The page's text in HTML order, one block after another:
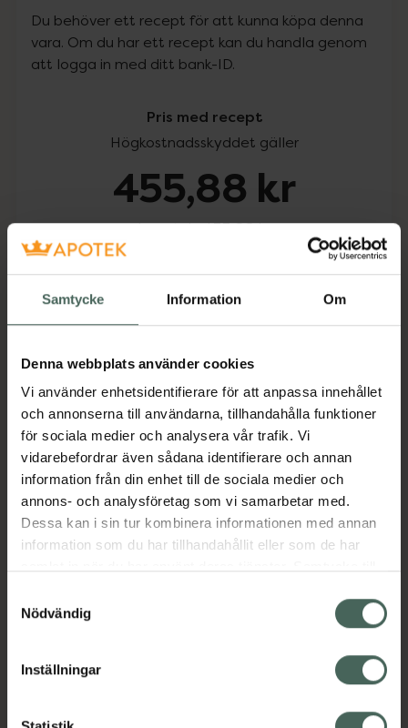
Samtycke Information Om
Denna webbplats använder cookies
Vi använder enhetsidentifierare för att anpassa innehållet
och annonserna till användarna, tillhandahålla funktioner
för sociala medier och analysera vår trafik. Vi
vidarebefordrar även sådana identifierare och annan
information från din enhet till de sociala medier och
annons- och analysföretag som vi samarbetar med.
Dessa kan i sin tur kombinera informationen med annan
information som du har tillhandahållit eller som de har
återkalla ditt samtycke via webbplatsens
cookieinställningar. Ett återkallat samtycke påverkar inte
lagligheten av behandling som skett innan återkallelsen.
Nödvändig
Inställningar
Du behöver ett recept för att kunna köpa denna
vara. Om du har ett recept kan du handla genom
att logga in med ditt bank-ID.
Pris med recept
Högkostnadsskyddet gäller
455,88 kr
I apotek:455,88 kr
Köp via ditt recept
Beskrivning Dölj
Läs alltid bipacksedeln innan
användning.
EAN:
00191778015157